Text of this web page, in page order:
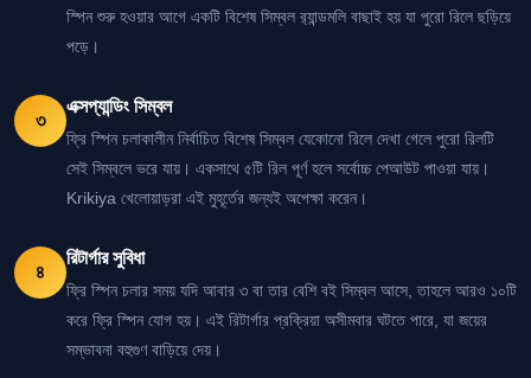
স্পিন শুরু হওয়ার আগে একটি বিশেষ সিম্বল র‍্যান্ডমলি বাছাই হয় যা পুরো রিলে ছড়িয়ে
পড়ে।
৩
এক্সপ্যান্ডিং সিম্বল
ফ্রি স্পিন চলাকালীন নির্বাচিত বিশেষ সিম্বল যেকোনো রিলে দেখা গেলে পুরো রিলটি
সেই সিম্বলে ভরে যায়। একসাথে ৫টি রিল পূর্ণ হলে সর্বোচ্চ পেআউট পাওয়া যায়।
Krikiya খেলোয়াড়রা এই মুহূর্তের জন্যই অপেক্ষা করেন।
৪
রিটার্গার সুবিধা
ফ্রি স্পিন চলার সময় যদি আবার ৩ বা তার বেশি বই সিম্বল আসে, তাহলে আরও ১০টি
করে ফ্রি স্পিন যোগ হয়। এই রিটার্গার প্রক্রিয়া অসীমবার ঘটতে পারে, যা জয়ের
সম্ভাবনা বহুগুণ বাড়িয়ে দেয়।